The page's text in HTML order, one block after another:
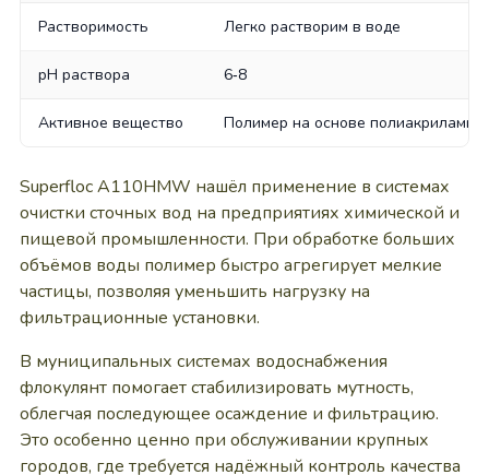
Растворимость Легко растворим в воде
pH раствора 6‑8
Активное вещество Полимер на основе
Superfloc A110HMW нашёл применение в системах
очистки сточных вод на предприятиях химической и
пищевой промышленности. При обработке больших
объёмов воды полимер быстро агрегирует мелкие
частицы, позволяя уменьшить нагрузку на
фильтрационные установки.
В муниципальных системах водоснабжения
флокулянт помогает стабилизировать мутность,
облегчая последующее осаждение и фильтрацию.
Это особенно ценно при обслуживании крупных
городов, где требуется надёжный контроль качества